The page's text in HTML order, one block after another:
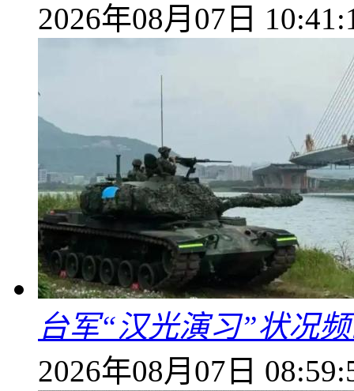
2026年08月07日
台军“汉光演习”状况
2026年08月07日